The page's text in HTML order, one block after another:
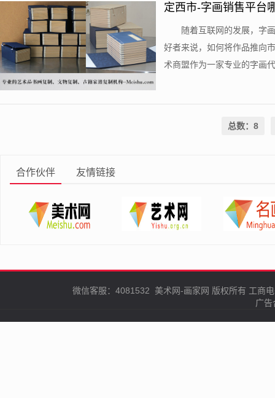
定西市-字画销售平台
随着互联网的发展，字
好者来说，如何将作品推向
术商盟作为一家专业的字画
总数：8
合作伙伴 友情链接
微信客服：4081532 美术网-画家网 版权所有 工商
广